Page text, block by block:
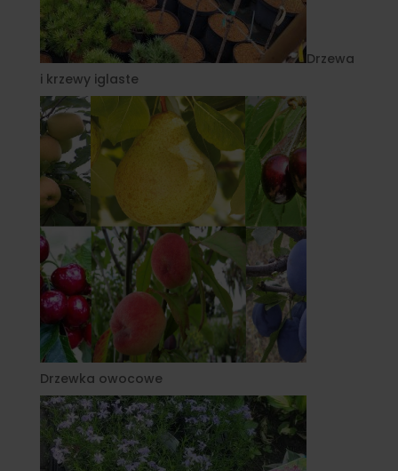
Drzewa
i krzewy iglaste
Drzewka owocowe